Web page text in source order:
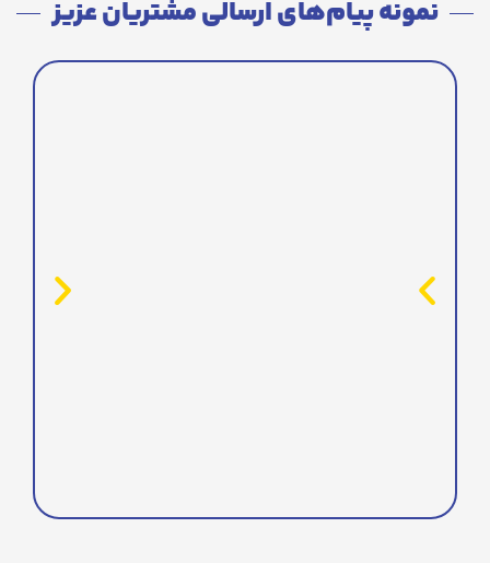
نمونه پیام‌های ارسالی مشتریان عزیز